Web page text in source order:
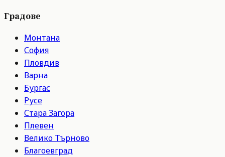
Градове
Монтана
София
Пловдив
Варна
Бургас
Русе
Стара Загора
Плевен
Велико Търново
Благоевград